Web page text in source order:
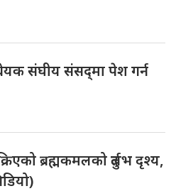
संघीय संसद्‌मा पेश गर्न
ब्रह्मकमलको दुर्लभ दृश्य,